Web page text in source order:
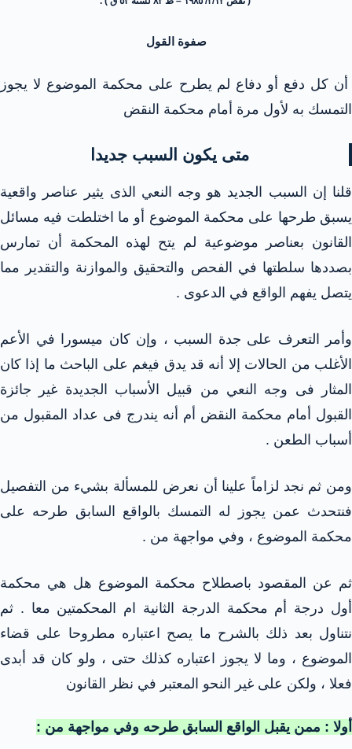
صفوة القول
أن كل دفع أو دفاع لم يطرح على محكمة الموضوع لا يجوز
التمسك به لأول مرة أمام محكمة النقض
متى يكون السبب جديدا
قلنا إن السبب الجديد هو وجه النعي الذى يثير عناصر واقعية
يسبق طرحها على محكمة الموضوع أو ما اختلطت فيه مسائل
القانون بعناصر موضوعية لم يتح لهذه المحكمة أن تمارس
بصددها سلطتها في الفحص والتحقيق والموازنة والتقدير مما
يتصل يفهم الواقع في الدعوى .
وأمر التعرف على جدة السبب ، وإن كان ميسورا في الأعم
الأغلب من الحالات إلا أنه قد يدق فيغم على الباحث ما إذا كان
المثار فى وجه النعي من قبيل الأسباب الجديدة غير جائزة
القبول أمام محكمة النقض أم أنه يندرج فى عداد المقبول من
أسباب الطعن .
ومن ثم نجد لزاماً علينا أن نعرض للمسألة بشيء من التفصيل
فنتحدث عمن يجوز له التمسك بالواقع السابق طرحه على
محكمة الموضوع ، وفي مواجهة من .
ثم عن المقصود باصطلاح محكمة الموضوع هل هي محكمة
أول درجة أم محكمة الدرجة الثانية ام المحكمتين معا . ثم
نتناول بعد ذلك بالشرح ما يصح اعتباره مطروحا على قضاء
الموضوع ، وما لا يجوز اعتباره كذلك حتى ، ولو كان قد أبدى
فعلا ، ولكن على غير النحو المعتبر في نظر القانون
أولا : ممن يقبل الواقع السابق طرحه وفي مواجهة من :